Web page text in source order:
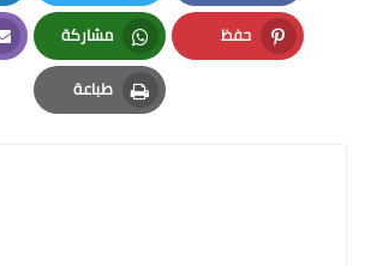
Facebook
Twitter
حفظ
Pinterest
مشاركة
Whatsapp
طباعة
Print